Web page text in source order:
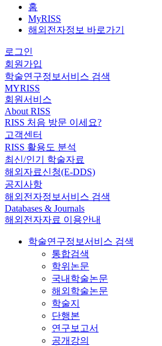
홈
MyRISS
해외전자정보 바로가기
로그인
회원가입
학술연구정보서비스 검색
MYRISS
회원서비스
About RISS
RISS 처음 방문 이세요?
고객센터
RISS 활용도 분석
최신/인기 학술자료
해외자료신청(E-DDS)
공지사항
해외전자정보서비스 검색
Databases & Journals
해외전자자료 이용안내
학술연구정보서비스 검색
통합검색
학위논문
국내학술논문
해외학술논문
학술지
단행본
연구보고서
공개강의